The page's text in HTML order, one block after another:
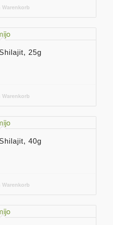
Warenkorb
25g
Warenkorb
40g
Warenkorb